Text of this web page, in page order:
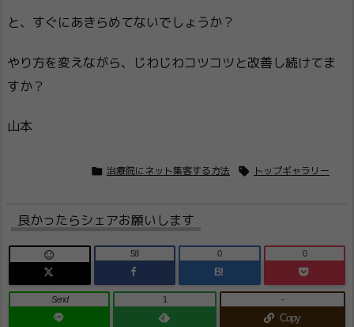
と、すぐにあきらめてないでしょうか？
やり方を変えながら、じわじわコツコツと改善し続けてま
すか？
山本
 治療院にネット集客する方法  トップギャラリー
良かったらシェアお願いします
 58
B!
0 0
Send 1
Copy
-